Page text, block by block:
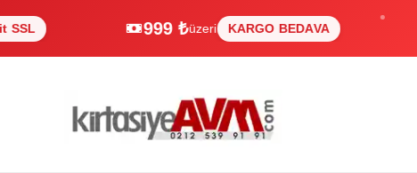
999 ₺üzeri KARGO BEDAVA